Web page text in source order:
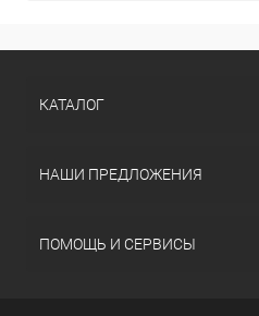
КАТАЛОГ
НАШИ ПРЕДЛОЖЕНИЯ
ПОМОЩЬ И СЕРВИСЫ